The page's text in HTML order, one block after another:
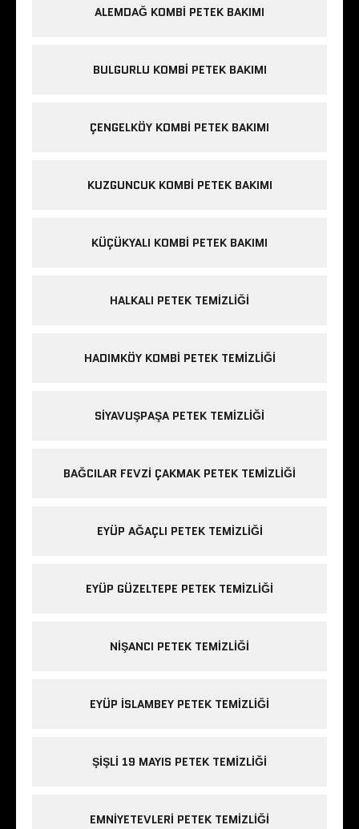
ALEMDAĞ KOMBI PETEK BAKIMI
BULGURLU KOMBI PETEK BAKIMI
ÇENGELKÖY KOMBI PETEK BAKIMI
KUZGUNCUK KOMBI PETEK BAKIMI
KÜÇÜKYALI KOMBI PETEK BAKIMI
HALKALI PETEK TEMIZLIĞI
HADIMKÖY KOMBI PETEK TEMIZLIĞI
SIYAVUŞPAŞA PETEK TEMIZLIĞI
BAĞCILAR FEVZI ÇAKMAK PETEK TEMIZLIĞI
EYÜP AĞAÇLI PETEK TEMIZLIĞI
EYÜP GÜZELTEPE PETEK TEMIZLIĞI
NIŞANCI PETEK TEMIZLIĞI
EYÜP ISLAMBEY PETEK TEMIZLIĞI
ŞIŞLI 19 MAYIS PETEK TEMIZLIĞI
EMNIYETEVLERI PETEK TEMIZLIĞI